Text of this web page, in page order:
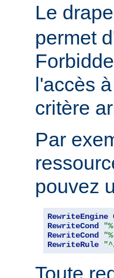
Le
permet
l'accès
critère
Par
pouvez
RewriteEngine
RewriteCond
RewriteCond
RewriteRule
Toute